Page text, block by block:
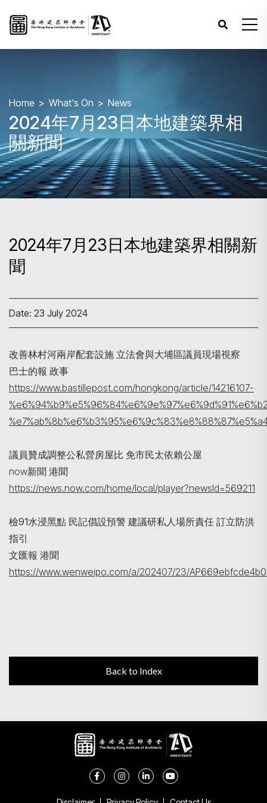
Search
Home What's On News
2024年7月23日本地建築界相
關新聞
2024年7月23日本地建築界相關新
聞
Date: 23 July 2024
改善林村河兩岸配套設施 立法會與大埔區議員現場視察
巴士的報 政事
https://www.bastillepost.com/hongkong/article/14216107-
議員贊成調整公私營房屋比 免市民太依賴公屋
now新聞 港聞
https://news.now.com/home/local/player?newsId=569211
檢91水浸黑點 民記倡設預警 建議研私人場所責任 訂立防洪
指引
文匯報 港聞
https://www.wenweipo.com/a/202407/23/
Back to Index